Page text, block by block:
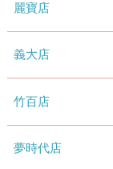
麗寶店
義大店
竹百店
夢時代店